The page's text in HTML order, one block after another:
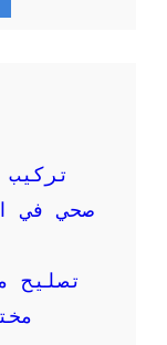
صحي في
تصليح